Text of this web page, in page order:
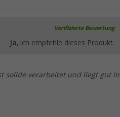
Verifizierte Bewertung
Ja, ich empfehle dieses Produkt.
solide verarbeitet und liegt gut in